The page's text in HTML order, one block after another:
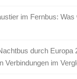
im Fernbus:
durch Europa
Verbindungen im